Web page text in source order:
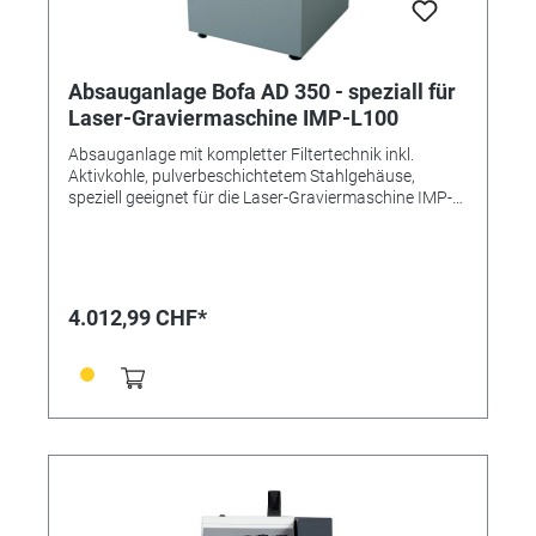
Absauganlage Bofa AD 350 - speziall für
Laser-Graviermaschine IMP-L100
Absauganlage mit kompletter Filtertechnik inkl.
Aktivkohle, pulverbeschichtetem Stahlgehäuse,
speziell geeignet für die Laser-Graviermaschine IMP-
wirkungsvoll entfernt. Das System hilft einen
staubfreien und sauberen Arbeitsbereich
und Verunreinigungen. Die Leise und kompakte
Absaugung ist ideal für den Einsatz bei
Lasergravuren, in Schulen, Werkstätten und kleinen
Luftstrom und Luftdruck - 3-Stufen-Filterung -
Filter mit hoher Lebensdauer und niedrigen
Wiederbeschaffungskosten - digitale
4.012,99 CHF*